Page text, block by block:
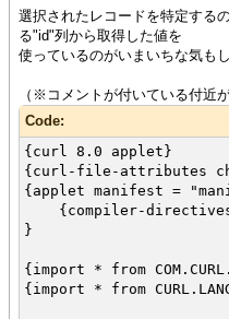
{RecordSet
{RecordFields
{RecordField id-
String},
{RecordField id-
DataSource.double-
}
}
}
{def item-ds1 =
{def item-ds2 =
{Worksheet 4, 3,
{widths
選択されたレコードを特定する
る"id"列から取得した値を
使っているのがいまいちな気も
（※コメントが付いている付近
Code:
{curl 8.0 applet}
{curl-file-attributes
{applet manifest =
{compiler-
}
{import * from
{import * from